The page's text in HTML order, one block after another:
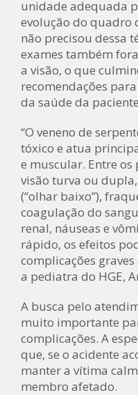
unidade adequada
evolução do quadro
não precisou dessa
exames também
a visão, o que
recomendações
da saúde da
“O veneno de
tóxico e atua
e muscular. Entre
visão turva ou
(“olhar baixo”),
coagulação do
renal, náuseas e
rápido, os efeitos
complicações
a pediatra do HGE,
A busca pelo
muito importante
complicações. A
que, se o acidente
manter a vítima
membro afetado.